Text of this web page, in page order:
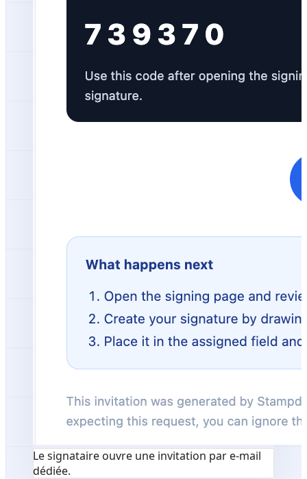
Le signataire ouvre une invitation par e-mail
dédiée.